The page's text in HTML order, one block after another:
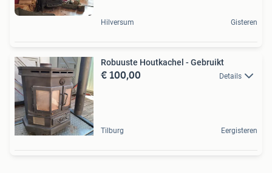
Hilversum Gisteren
Robuuste Houtkachel - Gebruikt
€ 100,00 Details
Tilburg Eergisteren